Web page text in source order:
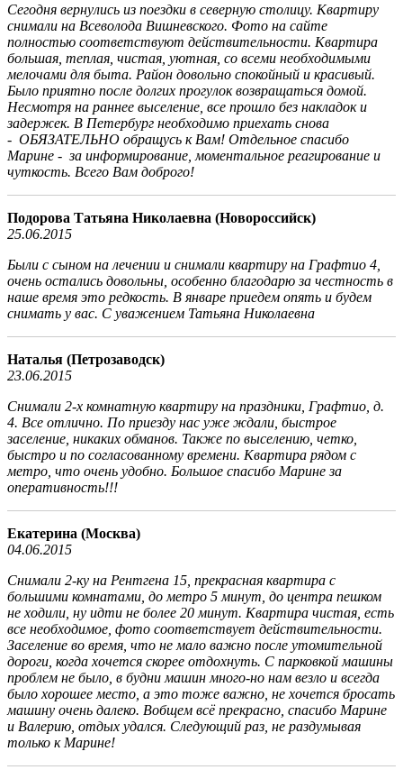
Сегодня вернулись из поездки в северную столицу. Квартиру
снимали на Всеволода Вишневского. Фото на сайте
полностью соответствуют действительности. Квартира
большая, теплая, чистая, уютная, со всеми необходимыми
мелочами для быта. Район довольно спокойный и красивый.
Было приятно после долгих прогулок возвращаться домой.
Несмотря на раннее выселение, все прошло без накладок и
задержек. В Петербург необходимо приехать снова
- ОБЯЗАТЕЛЬНО обращусь к Вам! Отдельное спасибо
Марине - за информирование, моментальное реагирование и
чуткость. Всего Вам доброго!
Подорова Татьяна Николаевна (Новороссийск)
25.06.2015
Были с сыном на лечении и снимали квартиру на Графтио 4,
очень остались довольны, особенно благодарю за честность в
наше время это редкость. В январе приедем опять и будем
снимать у вас. С уважением Татьяна Николаевна
Наталья (Петрозаводск)
23.06.2015
Снимали 2-х комнатную квартиру на праздники, Графтио, д.
4. Все отлично. По приезду нас уже ждали, быстрое
заселение, никаких обманов. Также по выселению, четко,
быстро и по согласованному времени. Квартира рядом с
метро, что очень удобно. Большое спасибо Марине за
оперативность!!!
Екатерина (Москва)
04.06.2015
Снимали 2-ку на Рентгена 15, прекрасная квартира с
большими комнатами, до метро 5 минут, до центра пешком
не ходили, ну идти не более 20 минут. Квартира чистая, есть
все необходимое, фото соответствует действительности.
Заселение во время, что не мало важно после утомительной
дороги, когда хочется скорее отдохнуть. С парковкой машины
проблем не было, в будни машин много-но нам везло и всегда
было хорошее место, а это тоже важно, не хочется бросать
машину очень далеко. Вобщем всё прекрасно, спасибо Марине
и Валерию, отдых удался. Следующий раз, не раздумывая
только к Марине!